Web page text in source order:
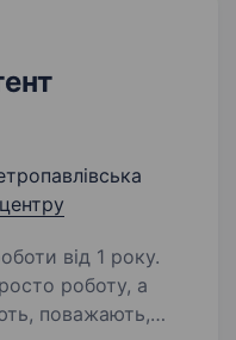
від 1 року.
поважають,